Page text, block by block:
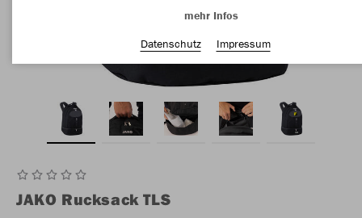
JAKO Rucksack TLS
mehr Infos
Datenschutz
Impressum